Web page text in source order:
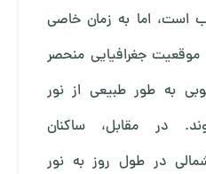
است، اما به زمان خاصی
جغرافیایی منحصر
به‌ طور طبیعی از نور
در مقابل، ساکنان
در طول روز به نور